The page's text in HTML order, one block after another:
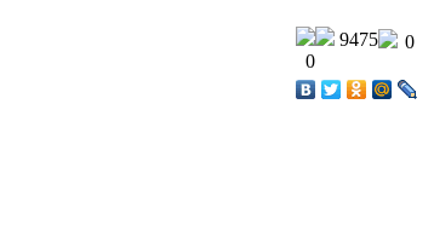
0
9475
0